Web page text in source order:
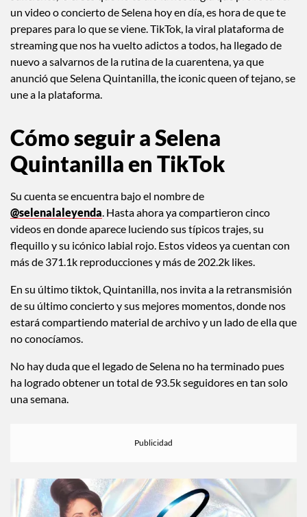
suficiente, o crees que no te dio la nostalgia que provoca ver
un video o concierto de Selena hoy en día, es hora de que te
prepares para lo que se viene. TikTok, la viral plataforma de
streaming que nos ha vuelto adictos a todos, ha llegado de
nuevo a salvarnos de la rutina de la cuarentena, ya que
anunció que Selena Quintanilla, the iconic queen of tejano, se
Cómo seguir a Selena
Quintanilla en TikTok
Su cuenta se encuentra bajo el nombre de
@selenalaleyenda. Hasta ahora ya compartieron cinco
videos en donde aparece luciendo sus típicos trajes, su
flequillo y su icónico labial rojo. Estos videos ya cuentan con
En su último tiktok, Quintanilla, nos invita a la retransmisión
de su último concierto y sus mejores momentos, donde nos
estará compartiendo material de archivo y un lado de ella que
No hay duda que el legado de Selena no ha terminado pues
ha logrado obtener un total de 93.5k seguidores en tan solo